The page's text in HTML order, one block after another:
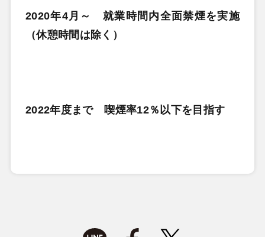
2020年4月～ 就業時間内全面禁煙を実施
（休憩時間は除く）
2022年度まで 喫煙率12％以下を目指す